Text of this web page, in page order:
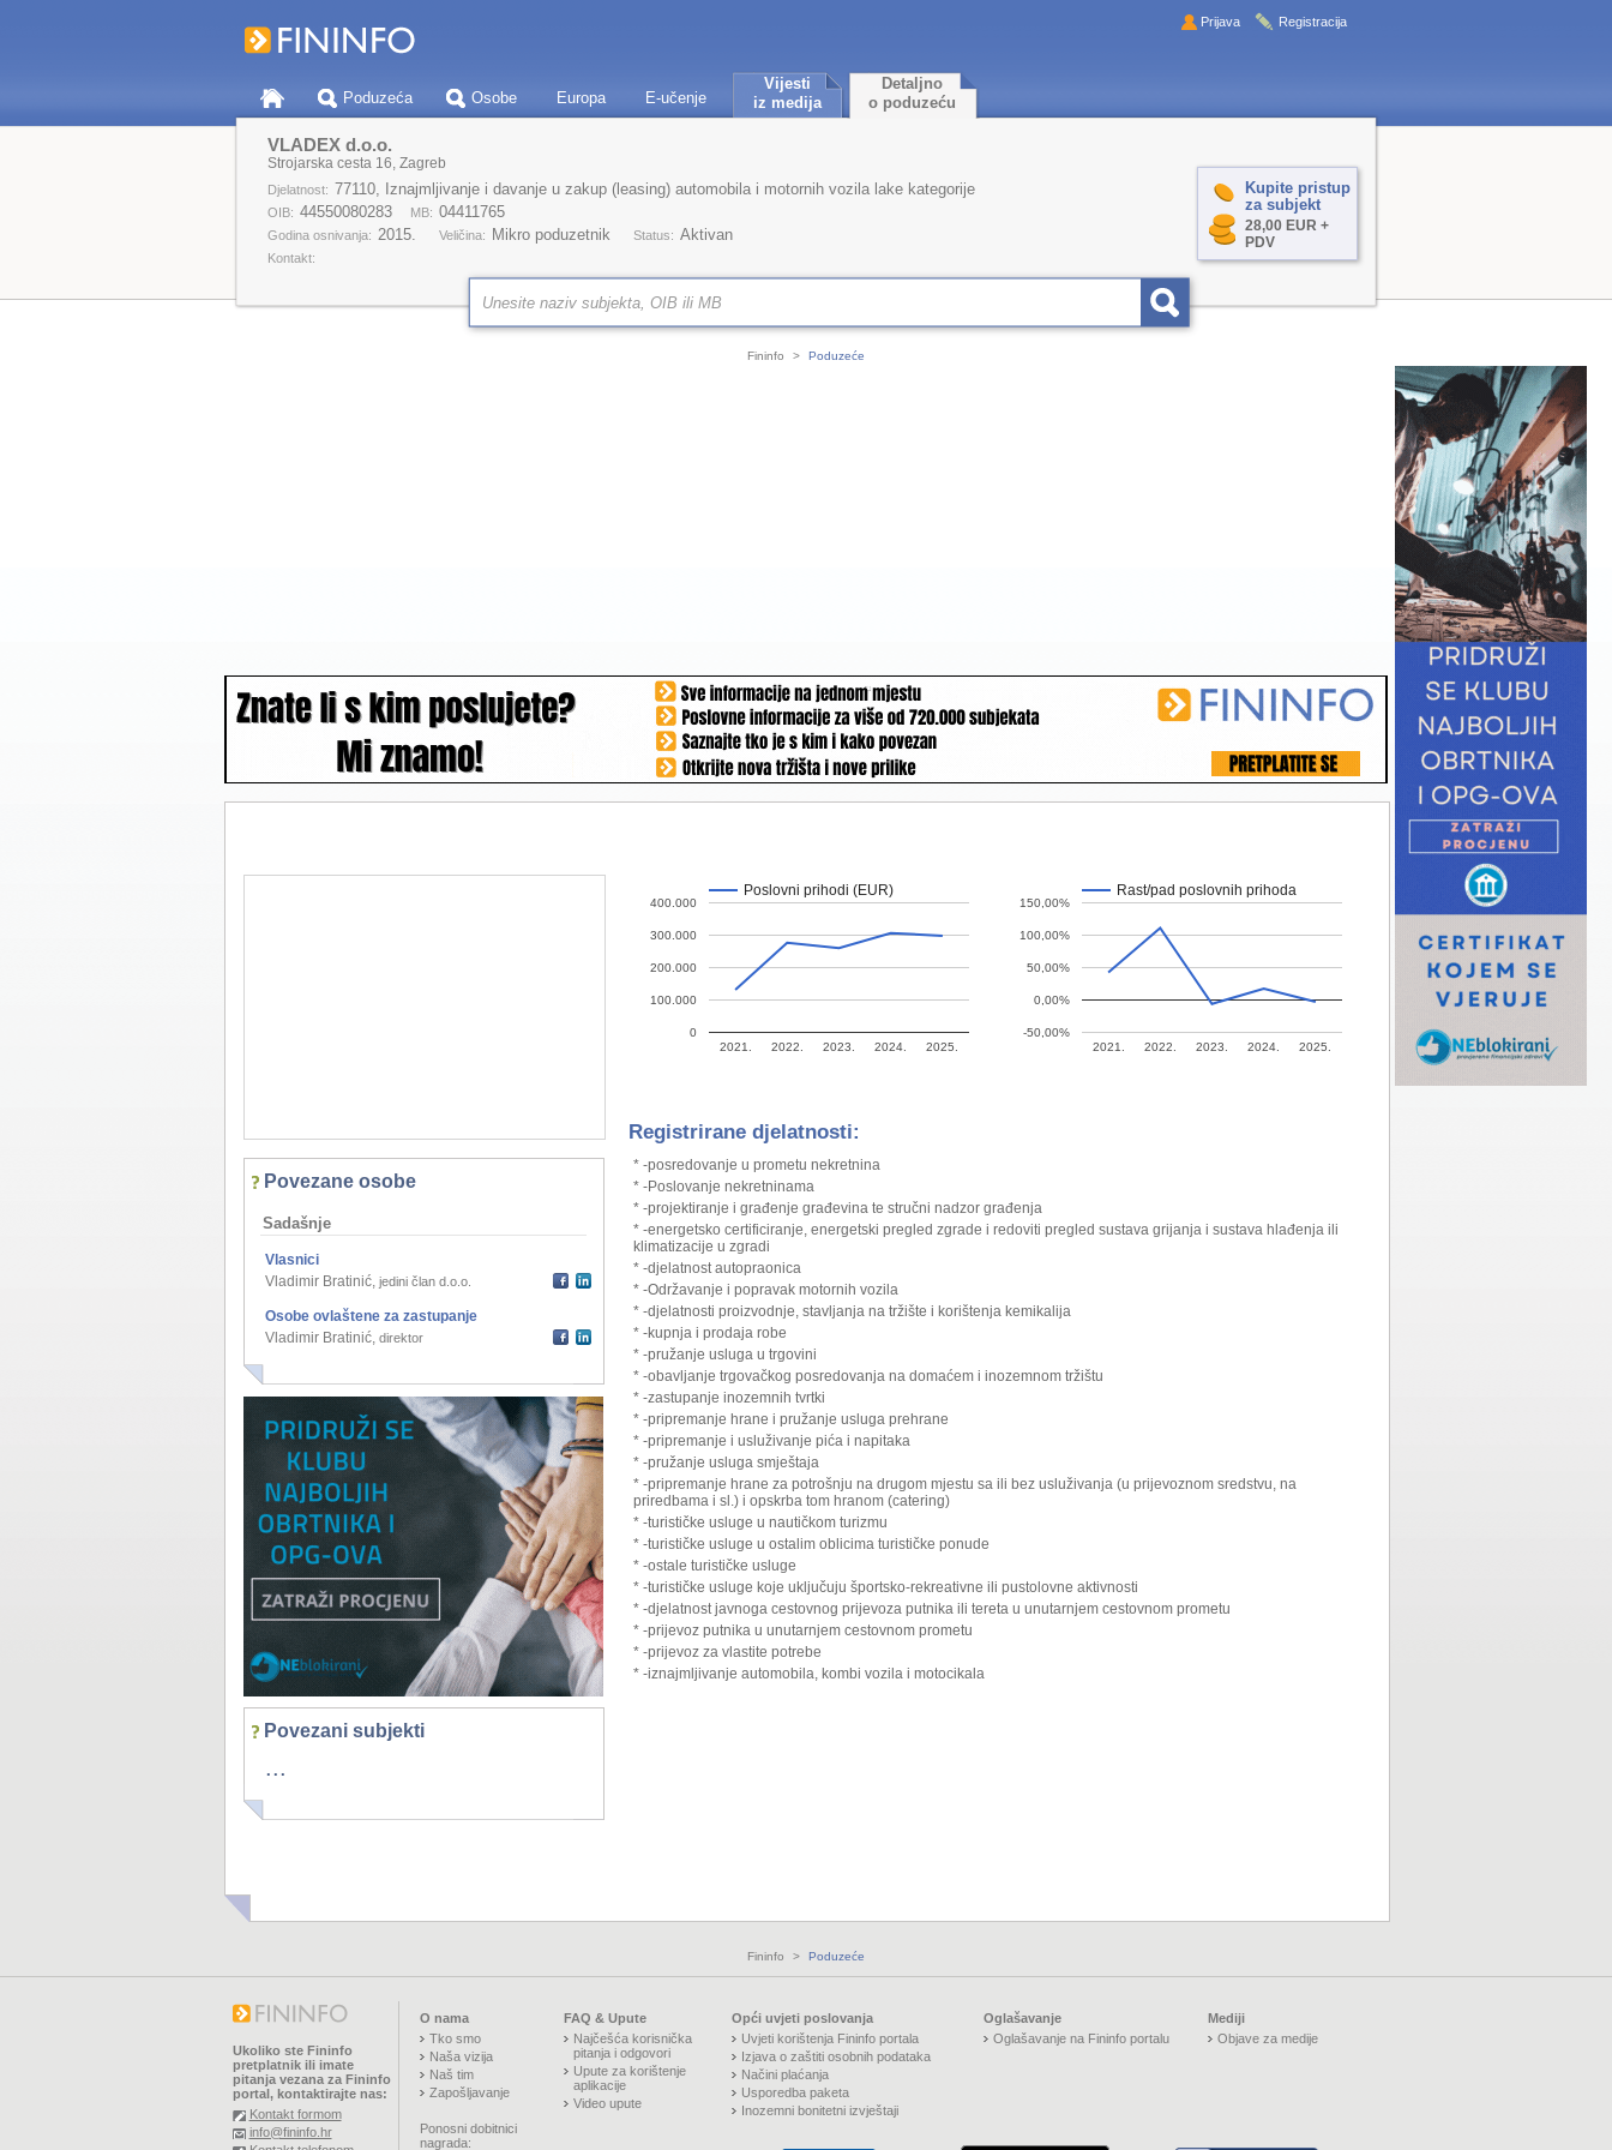
Poduzeća Osobe Europa E-učenje
Vijesti
iz medija
Detaljno
o poduzeću
Prijava Registracija
Kupite pristup
za subjekt
28,00 EUR +
PDV
VLADEX d.o.o.
Strojarska cesta 16, Zagreb
Djelatnost: 77110, Iznajmljivanje i davanje u zakup (leasing) automobila i motornih vozila lake kategorije
OIB: 44550080283 MB: 04411765
Godina osnivanja: 2015. Veličina: Mikro poduzetnik Status: Aktivan
Kontakt:
Fininfo > Poduzeće
Povezane osobe
Sadašnje
Vlasnici
Vladimir Bratinić, jedini član d.o.o.
Osobe ovlaštene za zastupanje
Vladimir Bratinić, direktor
Povezani subjekti
...
Poslovni prihodi (EUR)
2021. 2022. 2023. 2024. 2025.
0
100.000
200.000
300.000
400.000
Rast/pad poslovnih prihoda
2021. 2022. 2023. 2024. 2025.
-50,00%
0,00%
50,00%
100,00%
150,00%
Registrirane djelatnosti:
* -posredovanje u prometu nekretnina
* -Poslovanje nekretninama
* -projektiranje i građenje građevina te stručni nadzor građenja
* -energetsko certificiranje, energetski pregled zgrade i redoviti pregled sustava grijanja i sustava hlađenja ili
klimatizacije u zgradi
* -djelatnost autopraonica
* -Održavanje i popravak motornih vozila
* -djelatnosti proizvodnje, stavljanja na tržište i korištenja kemikalija
* -kupnja i prodaja robe
* -pružanje usluga u trgovini
* -obavljanje trgovačkog posredovanja na domaćem i inozemnom tržištu
* -zastupanje inozemnih tvrtki
* -pripremanje hrane i pružanje usluga prehrane
* -pripremanje i usluživanje pića i napitaka
* -pružanje usluga smještaja
* -pripremanje hrane za potrošnju na drugom mjestu sa ili bez usluživanja (u prijevoznom sredstvu, na
priredbama i sl.) i opskrba tom hranom (catering)
* -turističke usluge u nautičkom turizmu
* -turističke usluge u ostalim oblicima turističke ponude
* -ostale turističke usluge
* -turističke usluge koje uključuju športsko-rekreativne ili pustolovne aktivnosti
* -djelatnost javnoga cestovnog prijevoza putnika ili tereta u unutarnjem cestovnom prometu
* -prijevoz putnika u unutarnjem cestovnom prometu
* -prijevoz za vlastite potrebe
* -iznajmljivanje automobila, kombi vozila i motocikala
Fininfo > Poduzeće
Ukoliko ste Fininfo
pretplatnik ili imate
pitanja vezana za Fininfo
portal, kontaktirajte nas:
Kontakt formom
info@fininfo.hr
O nama
Tko smo
Naša vizija
Naš tim
Zapošljavanje
Ponosni dobitnici
nagrada:
FAQ & Upute
Najčešća korisnička
pitanja i odgovori
Upute za korištenje
aplikacije
Video upute
Opći uvjeti poslovanja
Uvjeti korištenja Fininfo portala
Izjava o zaštiti osobnih podataka
Načini plaćanja
Usporedba paketa
Inozemni bonitetni izvještaji
Oglašavanje
Oglašavanje na Fininfo portalu
Mediji
Objave za medije